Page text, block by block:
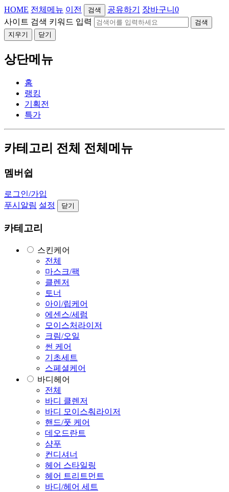
HOME 전체메뉴 이전 검색 공유하기 장바구니 0
사이트 검색 키워드 입력
검색
지우기
닫기
상단메뉴
홈
랭킹
기획전
특가
카테고리 전체 전체메뉴
멤버쉽
로그인/가입
푸시알림 설정 닫기
카테고리
스킨케어
전체
마스크/팩
클렌저
토너
아이/립케어
에센스/세럼
모이스처라이저
크림/오일
썬 케어
기초세트
스페셜케어
바디헤어
전체
바디 클렌저
바디 모이스춰라이저
핸드/풋 케어
데오드란트
샴푸
컨디셔너
헤어 스타일링
헤어 트리트먼트
바디/헤어 세트